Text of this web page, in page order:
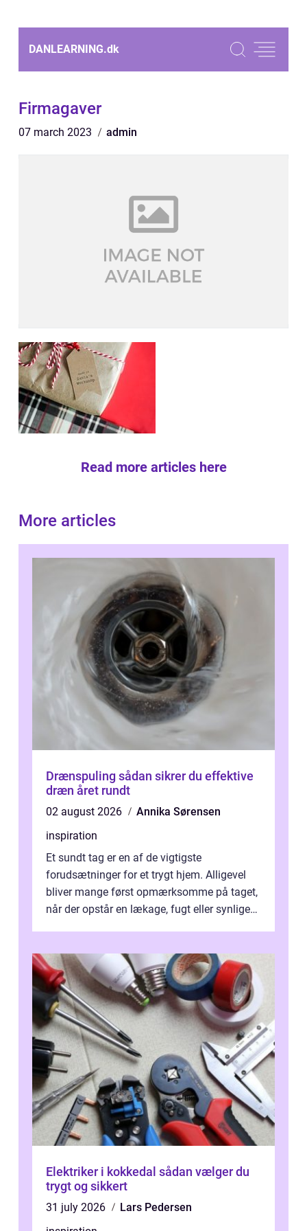
DANLEARNING.dk
Firmagaver
07 march 2023 admin
Read more articles here
More articles
Drænspuling sådan sikrer du effektive
dræn året rundt
02 august 2026
Annika Sørensen
inspiration
Et sundt tag er en af de vigtigste
forudsætninger for et trygt hjem. Alligevel
bliver mange først opmærksomme på taget,
når der opstår en lækage, fugt eller synlige
Elektriker i kokkedal sådan vælger du
trygt og sikkert
31 july 2026
Lars Pedersen